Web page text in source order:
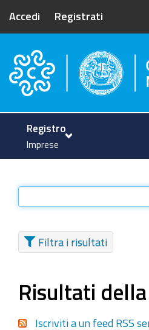
Accedi Registrati
Camera di
Registro
Imprese
Filtra i risultati
Seleziona tutti o nessuno
EasyForm
Pagina
Cartella Approfondimento
Risultati
Iscriviti a un feed RSS